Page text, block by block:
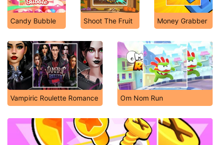
Candy Bubble Shoot The Fruit Money Grabber
Vampiric Roulette Romance Om Nom Run